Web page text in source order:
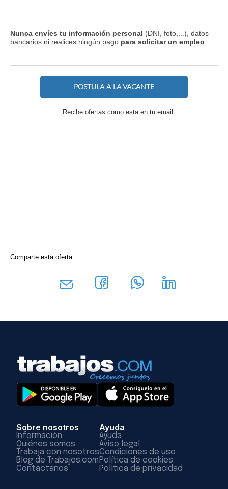
Nunca envíes tu información personal (DNI, foto,...), datos
bancarios ni realices ningún pago para solicitar un empleo
POSTULA A LA VACANTE
Recibe ofertas como esta en tu email
Comparte esta oferta:
Sobre nosotros
Información
Quiénes somos
Trabaja con nosotros
Blog de Trabajos.com
Contáctanos
Ayuda
Ayuda
Aviso legal
Condiciones de uso
Política de cookies
Política de privacidad